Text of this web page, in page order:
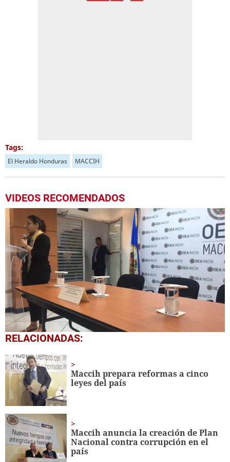
Tags:
El Heraldo Honduras MACCIH
VIDEOS RECOMENDADOS
0
seconds
28
minutes,
21
seconds
RELACIONADAS:
Maccih prepara reformas a cinco
leyes del país
Maccih anuncia la creación de Plan
Nacional contra corrupción en el
país